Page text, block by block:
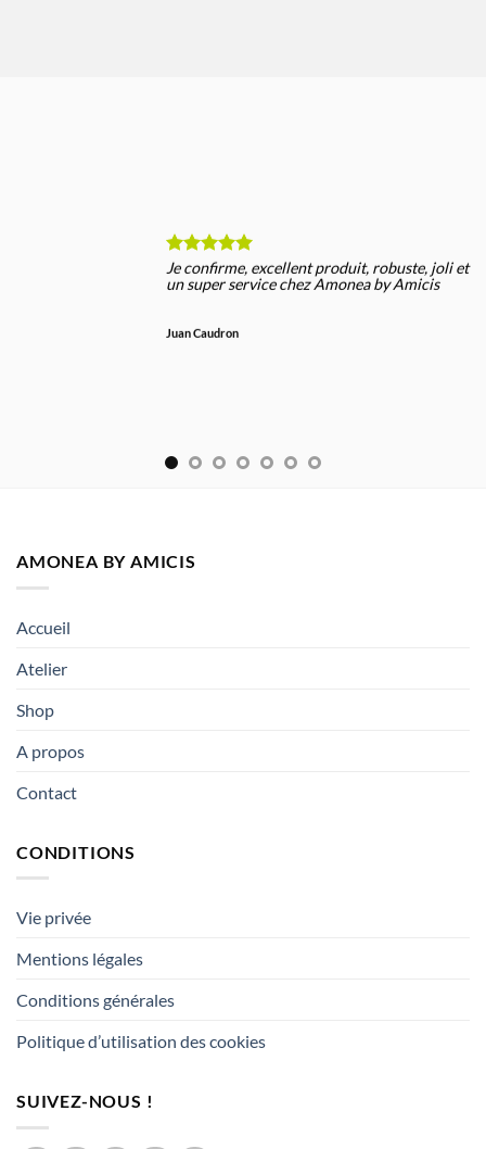
Je confirme, excellent produit, robuste, joli et
un super service chez Amonea by Amicis
Juan Caudron
AMONEA BY AMICIS
Accueil
Atelier
Shop
A propos
Contact
CONDITIONS
Vie privée
Mentions légales
Conditions générales
Politique d’utilisation des cookies
SUIVEZ-NOUS !